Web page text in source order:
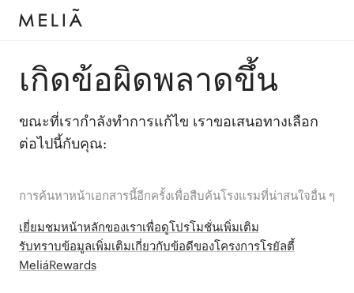
เกิดข้อผิดพลาดขึ้น
ขณะที่เรากำลังทำการแก้ไข เราขอเสนอทางเลือก
ต่อไปนี้กับคุณ:
การค้นหาหน้าเอกสารนี้อีกครั้งเพื่อสืบค้นโรงแรมที่น่าสนใจอื่น ๆ
เยี่ยมชมหน้าหลักของเราเพื่อดูโปรโมชั่นเพิ่มเติม
รับทราบข้อมูลเพิ่มเติมเกี่ยวกับข้อดีของโครงการโรยัลตี้
MeliáRewards